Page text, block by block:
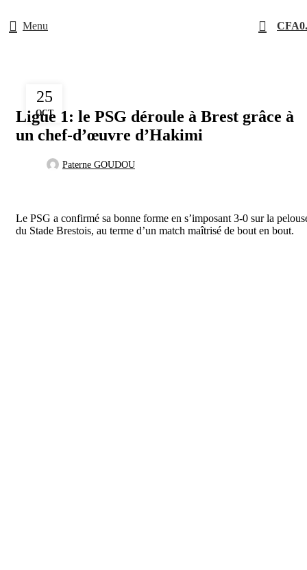
Menu CFA
Ligue 1: le PSG déroule à Brest grâce à
un chef-d’œuvre d’Hakimi
Paterne GOUDOU
25
OCT
Le PSG a confirmé sa bonne forme en s’imposant 3-0 sur la
du Stade Brestois, au terme d’un match maîtrisé de bout en bout.